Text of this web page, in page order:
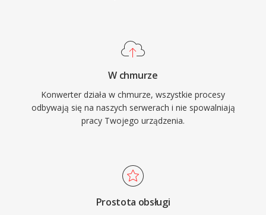
W chmurze
Konwerter działa w chmurze, wszystkie procesy
odbywają się na naszych serwerach i nie spowalniają
pracy Twojego urządzenia.
Prostota obsługi